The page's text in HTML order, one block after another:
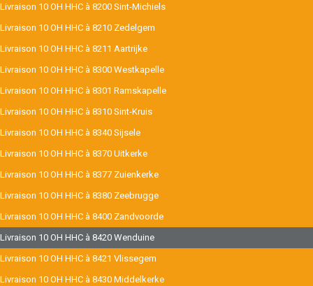
Livraison 10 OH HHC à 8200 Sint-Michiels
Livraison 10 OH HHC à 8210 Zedelgem
Livraison 10 OH HHC à 8211 Aartrijke
Livraison 10 OH HHC à 8300 Westkapelle
Livraison 10 OH HHC à 8301 Ramskapelle
Livraison 10 OH HHC à 8310 Sint-Kruis
Livraison 10 OH HHC à 8340 Sijsele
Livraison 10 OH HHC à 8370 Uitkerke
Livraison 10 OH HHC à 8377 Zuienkerke
Livraison 10 OH HHC à 8380 Zeebrugge
Livraison 10 OH HHC à 8400 Zandvoorde
Livraison 10 OH HHC à 8420 Wenduine
Livraison 10 OH HHC à 8421 Vlissegem
Livraison 10 OH HHC à 8430 Middelkerke